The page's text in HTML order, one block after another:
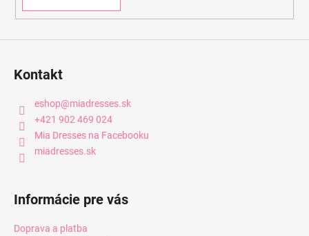
Kontakt
eshop@miadresses.sk
+421 902 469 024
Mia Dresses na Facebooku
miadresses.sk
Informácie pre vás
Doprava a platba